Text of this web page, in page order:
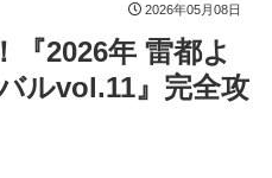
2026年05月08日
『2026年 雷都よ
ルvol.11』完全攻